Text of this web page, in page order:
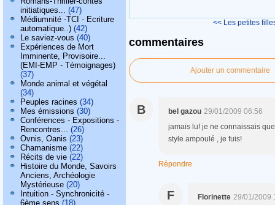
initiatiques... (47)
Médiumnité -TCI - Ecriture
automatique..) (42)
Le saviez-vous (40)
Expériences de Mort
Imminente, Provisoire...
(EMI-EMP - Témoignages)
(37)
Monde animal et végétal
(34)
Peuples racines (34)
Mes émissions (30)
Conférences - Expositions -
Rencontres... (26)
Ovnis, Oanis (23)
Chamanisme (22)
Récits de vie (22)
Histoire du Monde, Savoirs
Anciens, Archéologie
Mystérieuse (20)
Intuition - Synchronicité -
6ème sens (18)
<< Les petites
commentaires
Ajouter un commentaire
B bel gazou 29/01/2009 06:56
jamais lu! je ne connaissais
style ampoulé , je fuis!
Répondre
F Florinette 29/01/2009